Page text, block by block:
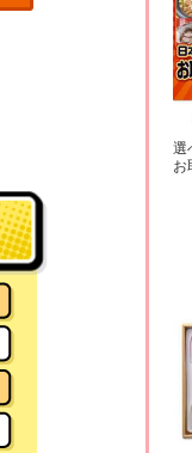
選
お